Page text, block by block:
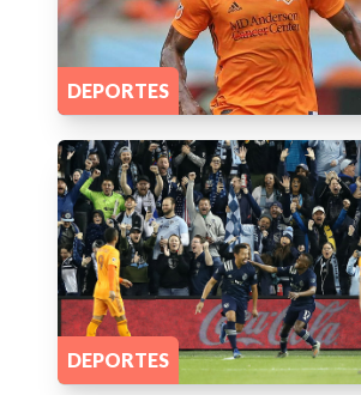
DEPORTES
DEPORTES